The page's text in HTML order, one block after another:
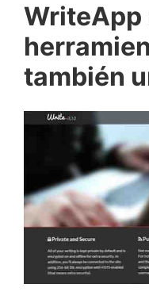
WriteApp
también